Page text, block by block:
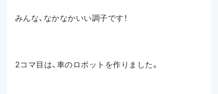
みんな、なかなかいい調子です！
2コマ目は、車のロボットを作りました。